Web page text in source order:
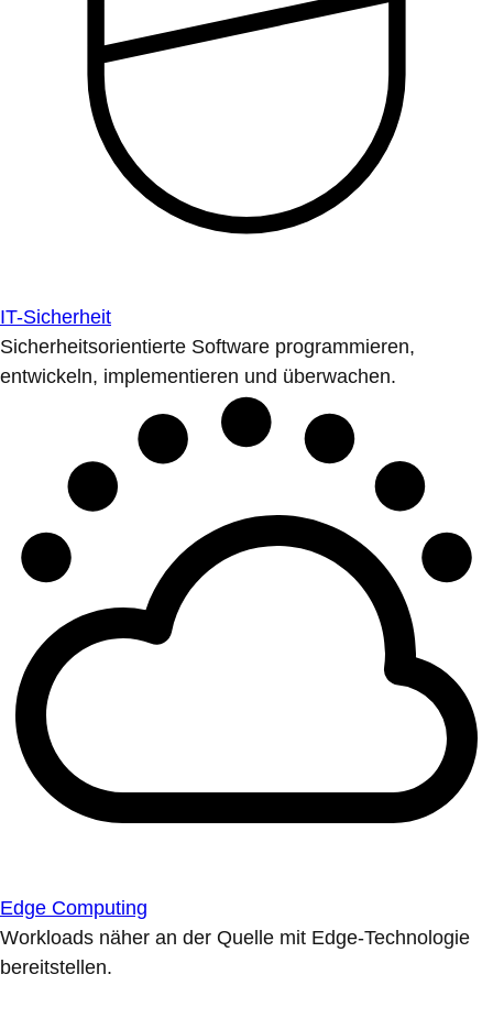
IT-Sicherheit
Sicherheitsorientierte Software programmieren,
entwickeln, implementieren und überwachen.
Edge Computing
Workloads näher an der Quelle mit Edge-Technologie
bereitstellen.